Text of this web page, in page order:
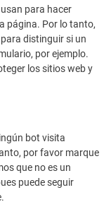
para hacer
página. Por lo tanto,
distinguir si un
por ejemplo.
los sitios web y
bot visita
por favor marque
que no es un
puede seguir